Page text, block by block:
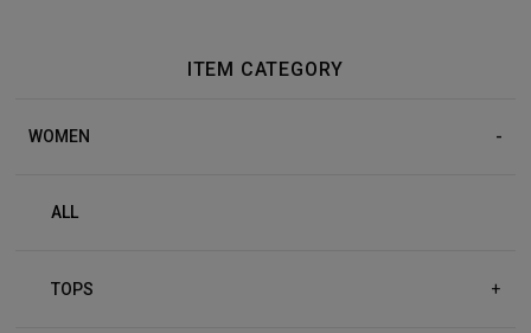
ITEM CATEGORY
WOMEN
ALL
TOPS +